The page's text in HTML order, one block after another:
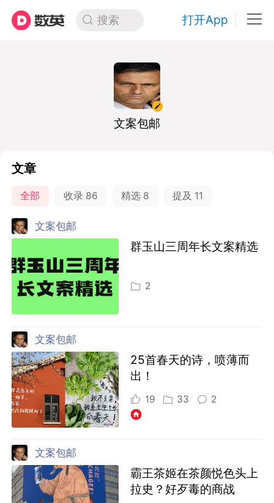
搜索 打开App
文案包邮
文章
全部 收录 86 精选 8 提及 11
文案包邮
群玉山三周年长文案精选
2
文案包邮
25首春天的诗，喷薄而
出！
19 33 2
文案包邮
霸王茶姬在茶颜悦色头上
拉史？好歹毒的商战